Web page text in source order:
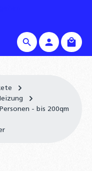
- bis 200qm